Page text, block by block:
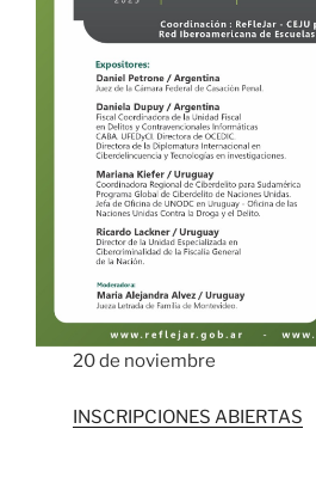
20 de noviembre
INSCRIPCIONES ABIERTAS